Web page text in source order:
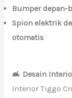
Bumper depan-
Spion elektrik
otomatis
🛋️ Desain
Interior Tiggo